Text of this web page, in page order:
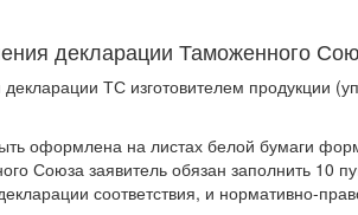
декларации Таможенного
ТС изготовителем продукции
оформлена на листах белой бумаги
Союза заявитель обязан заполнить 10
соответствия, и нормативно-